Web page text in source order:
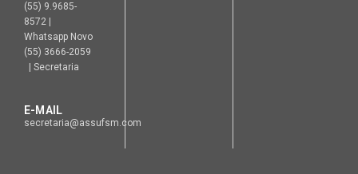
(55) 9.9685-
8572 |
Whatsapp Novo
(55) 3666-2059
| Secretaria
E-MAIL
secretaria@assufsm.com